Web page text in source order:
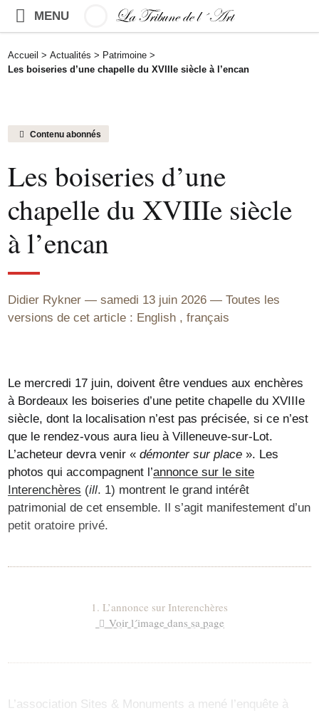
MENU
Accueil > Actualités > Patrimoine >
Les boiseries d’une chapelle du XVIIIe siècle à l’encan
Contenu abonnés
Les boiseries d’une
chapelle du XVIIIe siècle
à l’encan
Didier Rykner samedi 13 juin 2026
Toutes les
versions de cet article : English ,français
Le mercredi 17 juin, doivent être vendues aux enchères
à Bordeaux les boiseries d’une petite chapelle du XVIIIe
siècle, dont la localisation n’est pas précisée, si ce n’est
que le rendez-vous aura lieu à Villeneuve-sur-Lot.
L’acheteur devra venir «démonter sur place ». Les
photos qui accompagnent l’annonce sur le site
Interenchères (ill. 1) montrent le grand intérêt
patrimonial de cet ensemble. Il s’agit manifestement d’un
petit oratoire privé.
1. L’annonce sur Interenchères
Voir l´image dans sa page
L’association Sites & Monuments a mené l’enquête à